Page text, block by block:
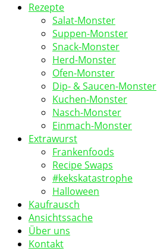
Rezepte
Salat-Monster
Suppen-Monster
Snack-Monster
Herd-Monster
Ofen-Monster
Dip- & Saucen-Monster
Kuchen-Monster
Nasch-Monster
Einmach-Monster
Extrawurst
Frankenfoods
Recipe Swaps
#kekskatastrophe
Halloween
Kaufrausch
Ansichtssache
Über uns
Kontakt